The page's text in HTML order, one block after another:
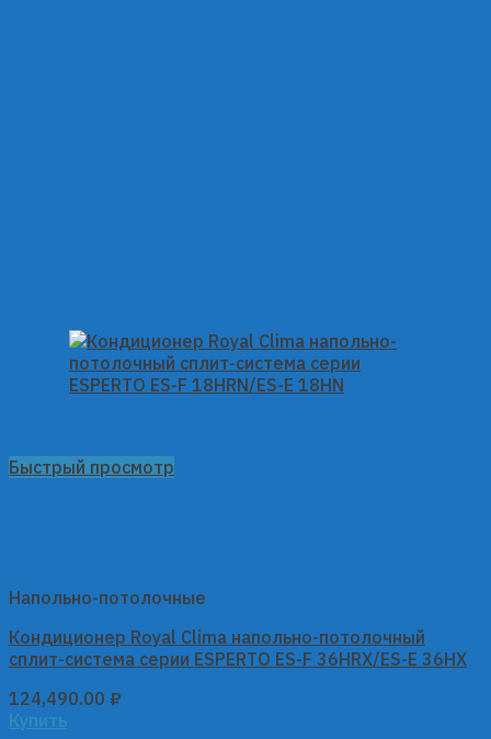
Быстрый просмотр
Напольно-потолочные
Кондиционер Royal Clima напольно-потолочный
сплит-система серии ESPERTO ES-F 36HRX/ES-E 36HX
124,490.00 ₽
Купить